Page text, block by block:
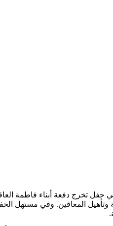
وتأهيل المعاقين. وفي مستهل